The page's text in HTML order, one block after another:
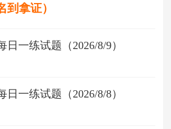
到拿证）
一练试题（2026/8/9）
一练试题（2026/8/8）